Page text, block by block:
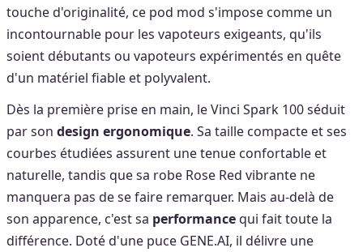
touche d'originalité, ce pod mod s'impose comme un
incontournable pour les vapoteurs exigeants, qu'ils
soient débutants ou vapoteurs expérimentés en quête
d'un matériel fiable et polyvalent.
Dès la première prise en main, le Vinci Spark 100 séduit
par son design ergonomique. Sa taille compacte et ses
courbes étudiées assurent une tenue confortable et
naturelle, tandis que sa robe Rose Red vibrante ne
manquera pas de se faire remarquer. Mais au-delà de
son apparence, c'est sa performancequi fait toute la
différence. Doté d'une puce GENE.AI, il délivre une